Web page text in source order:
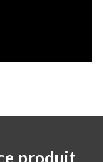
produit